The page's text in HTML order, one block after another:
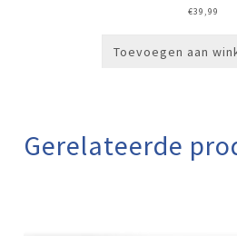
€39,99
Toevoegen aan
Gerelateerde